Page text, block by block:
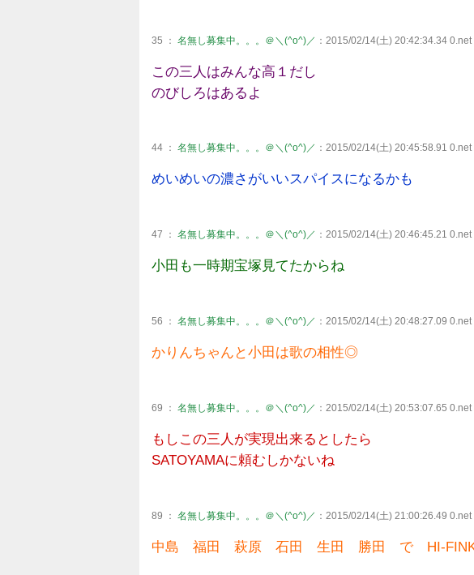
35 ： 名無し募集中。。。＠＼(^o^)／ ：2015/02/14(土) 20:42:34.34 0.net
この三人はみんな高１だし
のびしろはあるよ
44 ： 名無し募集中。。。＠＼(^o^)／ ：2015/02/14(土) 20:45:58.91 0.net
めいめいの濃さがいいスパイスになるかも
47 ： 名無し募集中。。。＠＼(^o^)／ ：2015/02/14(土) 20:46:45.21 0.net
小田も一時期宝塚見てたからね
56 ： 名無し募集中。。。＠＼(^o^)／ ：2015/02/14(土) 20:48:27.09 0.net
かりんちゃんと小田は歌の相性◎
69 ： 名無し募集中。。。＠＼(^o^)／ ：2015/02/14(土) 20:53:07.65 0.net
もしこの三人が実現出来るとしたら
SATOYAMAに頼むしかないね
89 ： 名無し募集中。。。＠＼(^o^)／ ：2015/02/14(土) 21:00:26.49 0.net
中島 福田 萩原 石田 生田 勝田 で HI-